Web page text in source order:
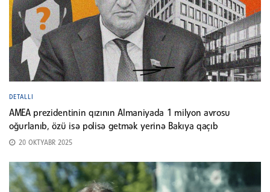
DETALLI
AMEA prezidentinin qızının Almaniyada 1 milyon avrosu
oğurlanıb, özü isə polisə getmək yerinə Bakıya qaçıb
20 OKTYABR 2025